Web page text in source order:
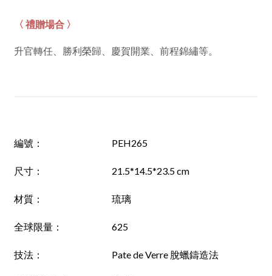
〈 禮贈場合 〉
升官轉任、勝利榮歸、慶賀開業、前程錦繡等。
編號 ： PEH265
尺寸： 21.5*14.5*23.5 cm
材質： 琉璃
全球限量： 625
技法： Pate de Verre 脫蠟鑄造法